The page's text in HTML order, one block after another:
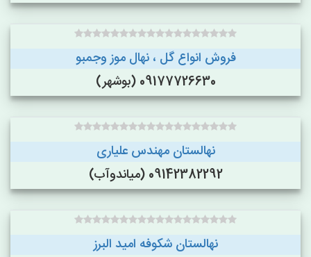
فروش انواع گل ، نهال موز وجمبو
09177726630 (بوشهر)
نهالستان مهندس علیاری
09142382292 (میاندوآب)
نهالستان شکوفه امید البرز